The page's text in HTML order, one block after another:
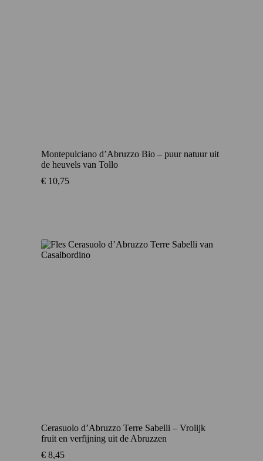
Montepulciano d’Abruzzo Bio – puur natuur uit
de heuvels van Tollo
€ 10,75
Cerasuolo d’Abruzzo Terre Sabelli – Vrolijk
fruit en verfijning uit de Abruzzen
€ 8,45